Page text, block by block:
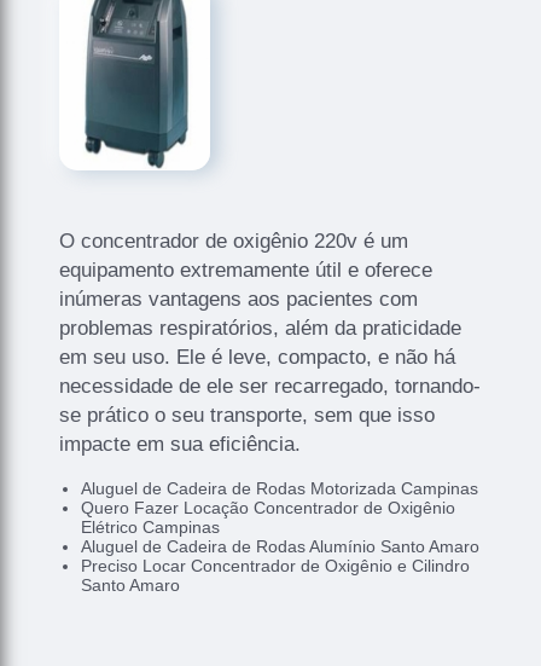
O concentrador de oxigênio 220v é um
equipamento extremamente útil e oferece
inúmeras vantagens aos pacientes com
problemas respiratórios, além da praticidade
em seu uso. Ele é leve, compacto, e não há
necessidade de ele ser recarregado, tornando-
se prático o seu transporte, sem que isso
impacte em sua eficiência.
Aluguel de Cadeira de Rodas Motorizada Campinas
Quero Fazer Locação Concentrador de Oxigênio
Elétrico Campinas
Aluguel de Cadeira de Rodas Alumínio Santo Amaro
Preciso Locar Concentrador de Oxigênio e Cilindro
Santo Amaro